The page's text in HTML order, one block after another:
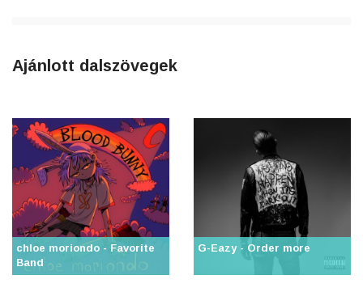
Ajánlott dalszövegek
chloe moriondo - Favorite
Band
G-Eazy - Order more